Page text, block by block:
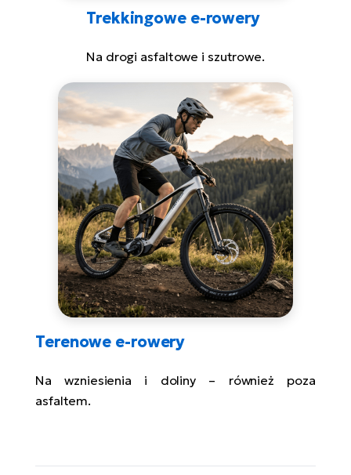
Trekkingowe e-rowery
Na drogi asfaltowe i szutrowe.
Terenowe e-rowery
Na wzniesienia i doliny – również poza
asfaltem.